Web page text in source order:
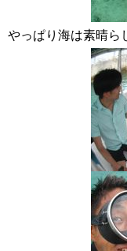
やっぱり海は素晴ら